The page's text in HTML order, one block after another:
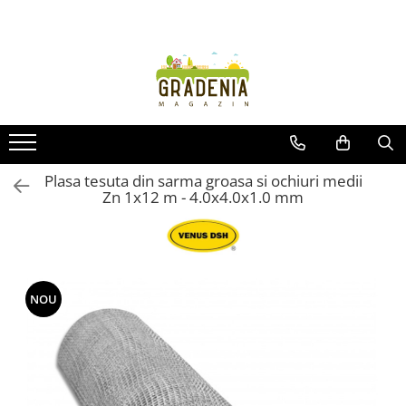
Tractorașe de cosit iarba
Masini de tuns iarba
Roabe
Atomizoare
Drujbe
Freze de zapada
Foarfeci
Fierastrau gard viu
Fierastraie telescopice
Plasa tesuta din sarma groasa si ochiuri medii
Zn 1x12 m - 4.0x4.0x1.0 mm
NOU